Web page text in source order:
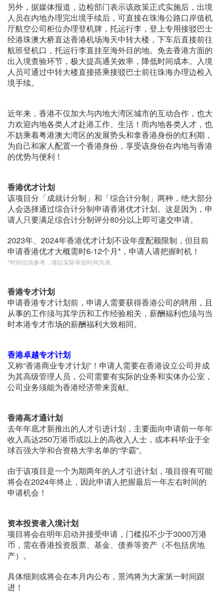
另外，据媒体报道，边检部门表示该政策正式实施后，出境
人员在内地办理完出境手续后，可直接在珠海公路口岸值机
厅航空公司柜位办理登机牌，托运行李，登上专用接驳巴士
经港珠澳大桥直达香港机场海天中转大楼，下车后直接前往
航班登机口，托运行李直挂至海外目的地。免去香港方面的
出入境查验环节，极大提高通关效率，降低时间成本。入境
人员可通过中转大楼直接搭乘接驳巴士前往珠海办理边检入
境手续。
近年来，香港不仅加大与内地大湾区城市的互动合作，也大
力欢迎内地各类人才赴港工作、生活！而内地各类人才，也
不妨乘着粤港澳大湾区的发展势头和拿香港身份的红利期，
为自己和家人配置一个香港身份，享受该身份在内地与香港
的优势与便利！
香港优才计划
该项目分「成就计分制」和「综合计分制」两种，绝大部分
人会选择通过综合计分制申请香港优才计划。这是因为，申
请人只要满足综合计分制评分80分以上即可递交申请。
2023年、2024年香港优才计划不设年度配额限制，但目前
申请香港优才大概需时6-12个月*，申请人请把握时机！
*时间仅供参考，请以实际审批时间为准。
香港专才计划
申请香港专才计划前，申请人需要获得香港公司的聘用，且
从事的工作须与其学历和工作经验相关，薪酬福利也须与当
时本港专才市场的薪酬福利大致相同。
香港卓越专才计划
又称“香港商业专才计划”！申请人需要在香港设立公司并成
为其高级管理人员，公司需要有实际的业务和实体办公室，
公司业务须能为香港经济带来贡献。
香港高才通计划
去年年底才新推出的人才引进计划，主要面向申请前一年年
收入高达250万港币或以上的高收入人士，或本科毕业于全
球百强大学和合资格大学名单的“学霸”。
由于该项目是一个为期两年的人才引进计划，项目很有可能
将会在2024年终止，因此申请人把握最后一年左右时间的
申请机会！
资本投资者入境计划
项目将会在明年启动并接受申请，门槛拟不少于3000万港
币，需在香港投资股票、基金、债券等资产（不包括房地
产）。
具体细则或将会在本月内公布，景鸿将为大家第一时间跟
进！